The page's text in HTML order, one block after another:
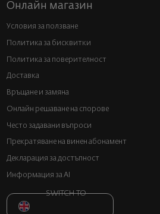
Онлайн магазин
Условия за ползване
Политика за бисквитки
Политика за поверителност
Доставка
Връщане и замяна
Онлайн решаване на спорове
Често задавани въпроси
Прекратяване на винен абонамент
Декларация за достъпност
Информация за AI
SWITCH TO